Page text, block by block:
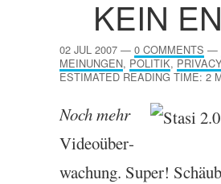
KEIN
02 JUL 2007 — 0 COMMENTS —
MEINUNGEN, POLITIK,PRIVACY
ESTIMATED READING TIME: 2
Noch mehr
Videoüber­
wachung. Super!